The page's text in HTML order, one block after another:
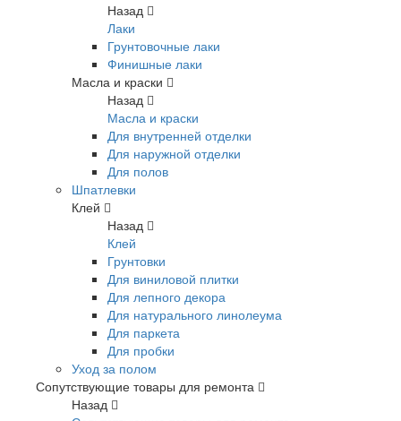
Назад
Лаки
Грунтовочные лаки
Финишные лаки
Масла и краски
Назад
Масла и краски
Для внутренней отделки
Для наружной отделки
Для полов
Шпатлевки
Клей
Назад
Клей
Грунтовки
Для виниловой плитки
Для лепного декора
Для натурального линолеума
Для паркета
Для пробки
Уход за полом
Сопутствующие товары для ремонта
Назад